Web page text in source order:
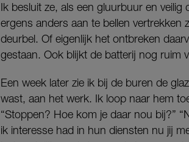
Ik besluit ze, als een gluurbuur en
ergens anders aan te bellen vertrekken
deurbel. Of eigenlijk het ontbreken
gestaan. Ook blijkt de batterij nog ruim
Een week later zie ik bij de buren de
wast, aan het werk. Ik loop naar hem
“Stoppen? Hoe kom je daar nou bij?”
ik interesse had in hun diensten nu jij